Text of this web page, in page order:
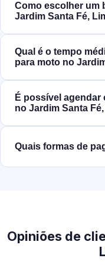
Como escolher um
Jardim Santa Fé,
Qual é o tempo
para moto no
É possível
no Jardim Santa
Quais formas de
Opiniões de